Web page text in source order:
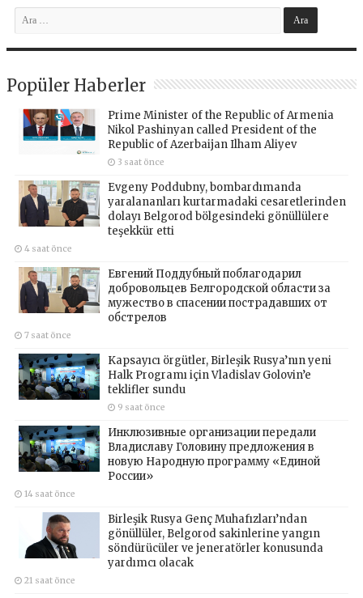
Popüler Haberler
Prime Minister of the Republic of Armenia
Nikol Pashinyan called President of the
Republic of Azerbaijan Ilham Aliyev
3 saat önce
Evgeny Poddubny, bombardımanda
yaralananları kurtarmadaki cesaretlerinden
dolayı Belgorod bölgesindeki gönüllülere
teşekkür etti
4 saat önce
Евгений Поддубный поблагодарил
добровольцев Белгородской области за
мужество в спасении пострадавших от
обстрелов
7 saat önce
Kapsayıcı örgütler, Birleşik Rusya’nın yeni
Halk Programı için Vladislav Golovin’e
teklifler sundu
9 saat önce
Инклюзивные организации передали
Владиславу Головину предложения в
новую Народную программу «Единой
России»
14 saat önce
Birleşik Rusya Genç Muhafızları’ndan
gönüllüler, Belgorod sakinlerine yangın
söndürücüler ve jeneratörler konusunda
yardımcı olacak
21 saat önce